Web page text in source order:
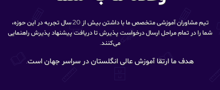
تیم مشاوران آموزشی متخصص ما با داشتن بیش از 20 سال تجربه در این حوزه،
شما را در تمام مراحل ارسال درخواست پذیرش تا دریافت پیشنهاد پذیرش راهنمایی
می‌کنند.
هدف ما ارتقا آموزش عالی انگلستان در سراسر جهان است.